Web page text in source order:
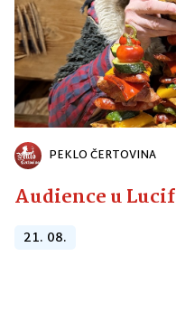
PEKLO ČERTOVINA
Audience u
21. 08.